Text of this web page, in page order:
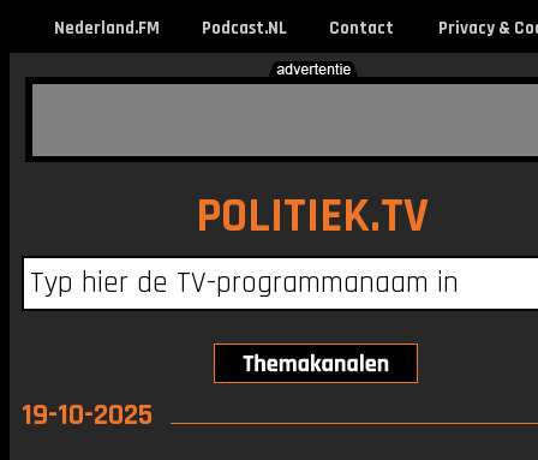
Nederland.FM Podcast.NL Contact Privacy &
POLITIEK.TV
19-10-2025